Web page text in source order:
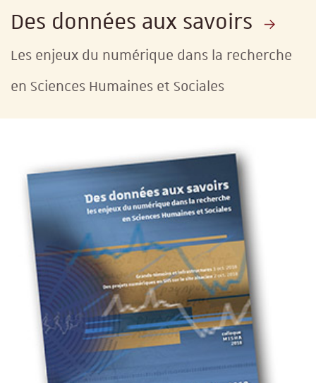
Des données aux savoirs
Les enjeux du numérique dans la recherche
en Sciences Humaines et Sociales